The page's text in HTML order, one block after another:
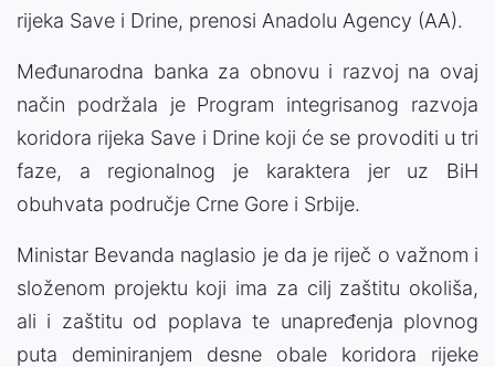
rijeka Save i Drine, prenosi Anadolu Agency (AA).
Međunarodna banka za obnovu i razvoj na ovaj
način podržala je Program integrisanog razvoja
koridora rijeka Save i Drine koji će se provoditi u tri
faze, a regionalnog je karaktera jer uz BiH
obuhvata područje Crne Gore i Srbije.
Ministar Bevanda naglasio je da je riječ o važnom i
složenom projektu koji ima za cilj zaštitu okoliša,
ali i zaštitu od poplava te unapređenja plovnog
puta deminiranjem desne obale koridora rijeke